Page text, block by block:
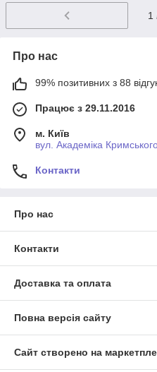
1
Про нас
99% позитивних з 88
Працює з 29.11.2016
м. Київ
вул. Академіка
Контакти
Про нас
Контакти
Доставка та оплата
Повна версія сайту
Сайт створено на